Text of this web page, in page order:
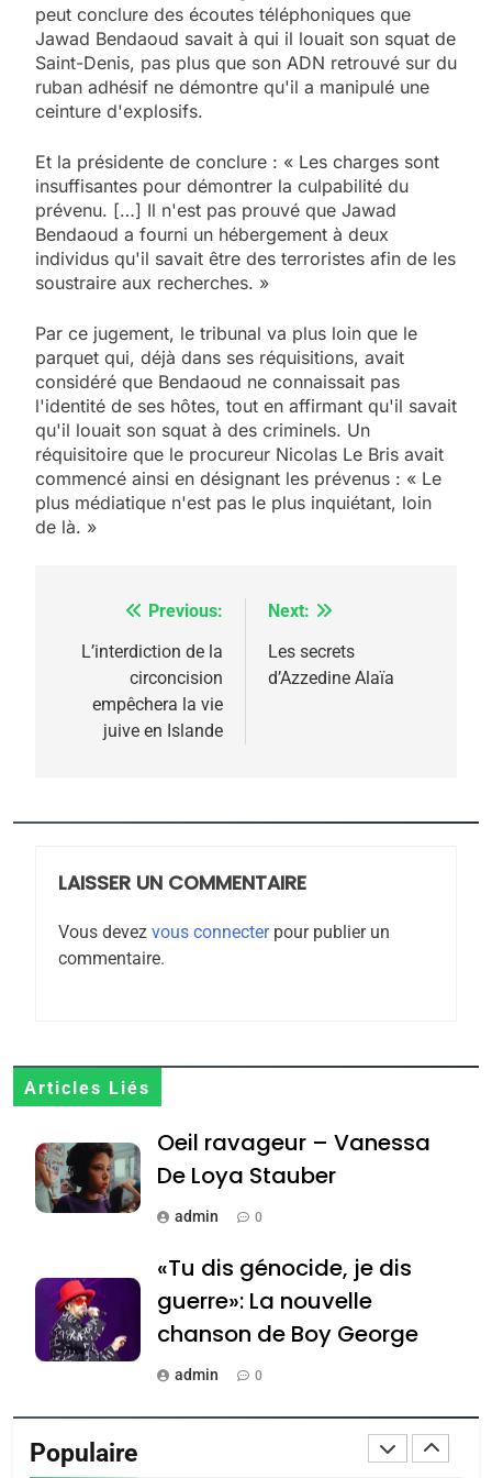
peut conclure des écoutes téléphoniques que
Jawad Bendaoud savait à qui il louait son squat de
Saint-Denis, pas plus que son ADN retrouvé sur du
ruban adhésif ne démontre qu'il a manipulé une
ceinture d'explosifs.
Et la présidente de conclure : « Les charges sont
insuffisantes pour démontrer la culpabilité du
prévenu. […] Il n'est pas prouvé que Jawad
Bendaoud a fourni un hébergement à deux
individus qu'il savait être des terroristes afin de les
soustraire aux recherches. »
Par ce jugement, le tribunal va plus loin que le
parquet qui, déjà dans ses réquisitions, avait
considéré que Bendaoud ne connaissait pas
l'identité de ses hôtes, tout en affirmant qu'il savait
qu'il louait son squat à des criminels. Un
réquisitoire que le procureur Nicolas Le Bris avait
commencé ainsi en désignant les prévenus : « Le
plus médiatique n'est pas le plus inquiétant, loin
de là. »
Navigation
de
l’article
Previous:
L’interdiction de la
circoncision
empêchera la vie
juive en Islande
Next:
Les secrets
d’Azzedine Alaïa
LAISSER UN COMMENTAIRE
Vous devez vous connecterpour publier un
commentaire.
Articles Liés
Oeil ravageur – Vanessa
De Loya Stauber
admin 0
«Tu dis génocide, je dis
guerre»: La nouvelle
chanson de Boy George
admin 0
Tout sur la Nostalgie
Populaire
2025, l’année la plus
rapport d’ADL contre
FRANCE ISRAÉL
6
Zrihen-Dvir
7
Jacques Hadida
JUDAISME
Maroc : Les amandes de
Tafraout, le miel de Tadla
Azilal consacrés produits
du terroir